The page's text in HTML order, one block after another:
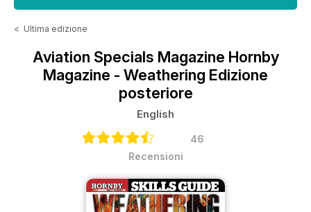
< Ultima edizione
Aviation Specials Magazine Hornby
Magazine - Weathering Edizione
posteriore
English
46
Recensioni